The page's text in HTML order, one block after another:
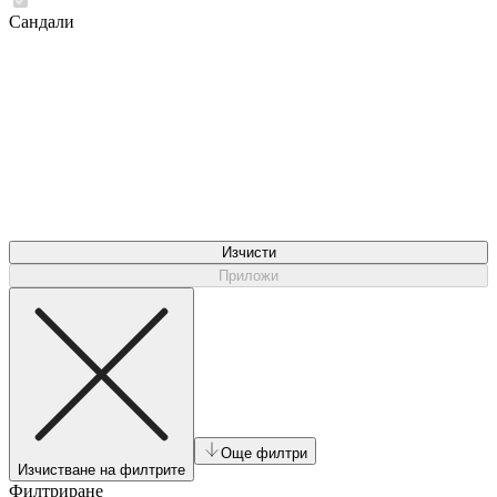
Сандали
Изчисти
Приложи
Изчистване на филтрите
Още филтри
Филтриране